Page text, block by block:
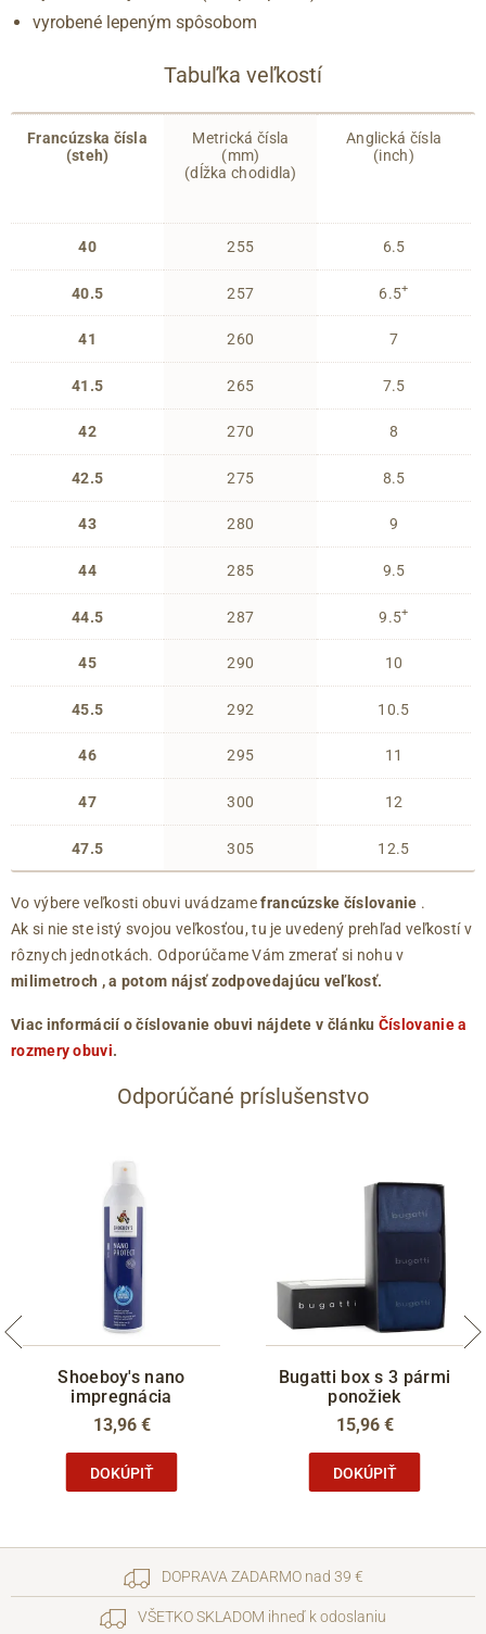
vyrobené lepeným spôsobom
Tabuľka veľkostí
Francúzska čísla
(steh)
40
40.5
41
41.5
42
42.5
43
44
44.5
45
45.5
46
47
47.5
Metrická čísla
(mm)
(dĺžka chodidla)
255
257
260
265
270
275
280
285
287
290
292
295
300
305
Anglická čísla
(inch)
6.5
6.5+
7
7.5
8
8.5
9
9.5
9.5+
10
10.5
11
12
12.5
Vo výbere veľkosti obuvi uvádzamefrancúzske číslovanie .
Ak si nie ste istý svojou veľkosťou, tu je uvedený prehľad veľkostí v
rôznych jednotkách. Odporúčame Vám zmerať si nohu v
milimetroch , a potom nájsť zodpovedajúcu veľkosť.
Viac informácií o číslovanie obuvi nájdete v článku Číslovanie a
rozmery obuvi.
Odporúčané príslušenstvo
Shoeboy's nano
impregnácia
13,96 €
DOKÚPIŤ
Bugatti box s 3 pármi
ponožiek
15,96 €
DOKÚPIŤ
DOPRAVA ZADARMO nad 39 €
VŠETKO SKLADOM ihneď k odoslaniu